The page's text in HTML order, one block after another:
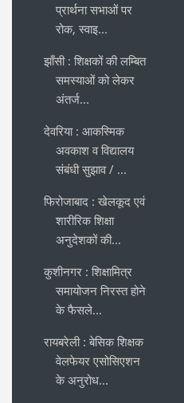
प्रार्थना सभाओं पर
रोक, स्वाइ...
झाँसी : शिक्षकों की लम्बित
समस्याओं को लेकर
अंतर्ज...
देवरिया : आकस्मिक
अवकाश व विद्यालय
संबंधी सुझाव / ...
फिरोजाबाद : खेलकूद एवं
शारीरिक शिक्षा
अनुदेशकों की...
कुशीनगर : शिक्षामित्र
समायोजन निरस्त होने
के फैसले...
रायबरेली : बेसिक शिक्षक
वेलफेयर एसोसिएशन
के अनुरोध...